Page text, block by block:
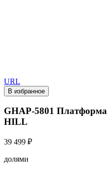
URL
В избранное
GHAP-5801
HILL
39 499 ₽
долями